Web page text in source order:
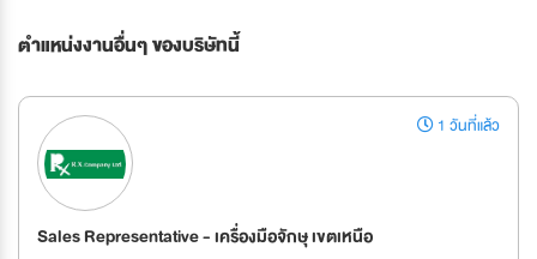
ตำแหน่งงานอื่นๆ ของบริษัทนี้
1 วันที่แล้ว
Sales Representative - เครื่องมือจักษุ เขตเหนือ